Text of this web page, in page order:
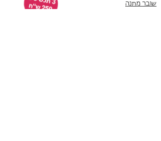
שובר מתנה